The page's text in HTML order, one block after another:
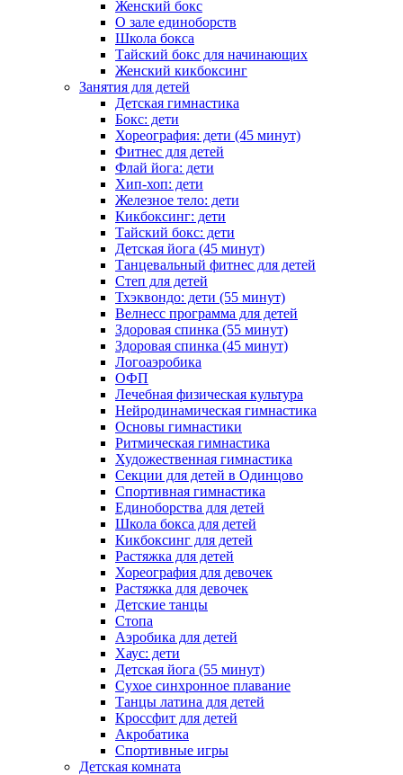
Женский бокс
О зале единоборств
Школа бокса
Тайский бокс для начинающих
Женский кикбоксинг
Занятия для детей
Детская гимнастика
Бокс: дети
Хореография: дети (45 минут)
Фитнес для детей
Флай йога: дети
Хип-хоп: дети
Железное тело: дети
Кикбоксинг: дети
Тайский бокс: дети
Детская йога (45 минут)
Танцевальный фитнес для детей
Степ для детей
Тхэквондо: дети (55 минут)
Велнесс программа для детей
Здоровая спинка (55 минут)
Здоровая спинка (45 минут)
Логоаэробика
ОФП
Лечебная физическая культура
Нейродинамическая гимнастика
Основы гимнастики
Ритмическая гимнастика
Художественная гимнастика
Секции для детей в Одинцово
Спортивная гимнастика
Единоборства для детей
Школа бокса для детей
Кикбоксинг для детей
Растяжка для детей
Хореография для девочек
Растяжка для девочек
Детские танцы
Стопа
Аэробика для детей
Хаус: дети
Детская йога (55 минут)
Сухое синхронное плавание
Танцы латина для детей
Кроссфит для детей
Акробатика
Спортивные игры
Детская комната